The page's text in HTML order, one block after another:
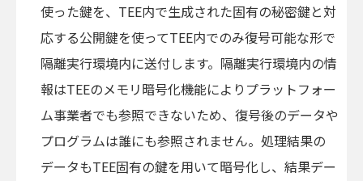
使った鍵を、TEE内で生成された固有の秘密鍵と対
応する公開鍵を使ってTEE内でのみ復号可能な形で
隔離実行環境内に送付します。隔離実行環境内の情
報はTEEのメモリ暗号化機能によりプラットフォー
ム事業者でも参照できないため、復号後のデータや
プログラムは誰にも参照されません。処理結果の
データもTEE固有の鍵を用いて暗号化し、結果デー